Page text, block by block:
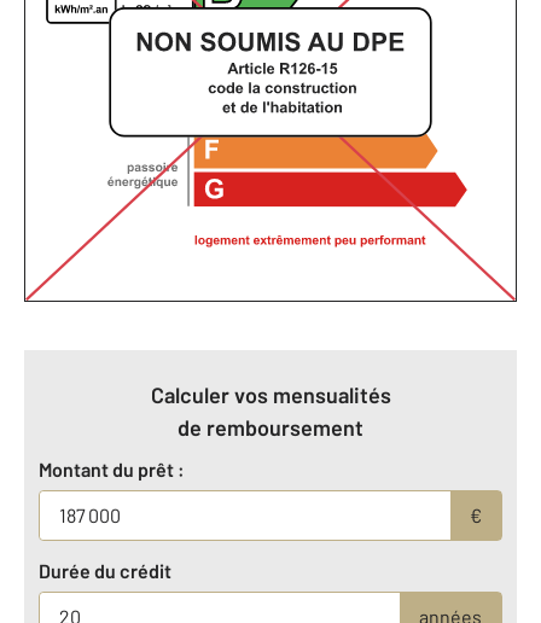
Calculer vos mensualités
de remboursement
Montant du prêt :
€
Durée du crédit
années